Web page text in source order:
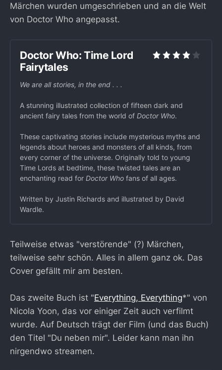
Märchen wurden umgeschrieben und an die Welt
von Doctor Who angepasst.
Doctor Who: Time Lord
Fairytales
We are all stories, in the end . . .
A stunning illustrated collection of fifteen dark and
ancient fairy tales from the world of Doctor Who.
These captivating stories include mysterious myths and
legends about heroes and monsters of all kinds, from
every corner of the universe. Originally told to young
Time Lords at bedtime, these twisted tales are an
enchanting read for Doctor Who fans of all ages.
Written by Justin Richards and illustrated by David
Wardle.
Teilweise etwas "verstörende" (?) Märchen,
teilweise sehr schön. Alles in allem ganz ok. Das
Cover gefällt mir am besten.
Das zweite Buch ist "Everything, Everything*" von
Nicola Yoon, das vor einiger Zeit auch verfilmt
wurde. Auf Deutsch trägt der Film (und das Buch)
den Titel "Du neben mir". Leider kann man ihn
nirgendwo streamen.